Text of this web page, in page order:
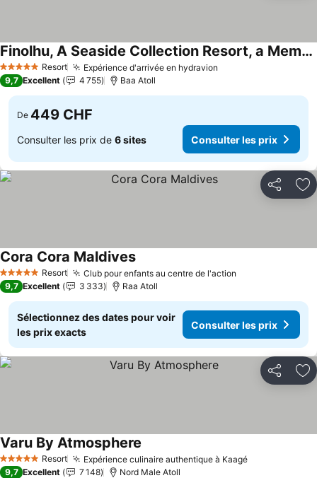
5 Étoiles Resort Expérience d'arrivée en hydravion
Finolhu, A Seaside Collection Resort, a Member of Design Hotels
9,7 Excellent 4 755 Baa Atoll
De 449 CHF
Consulter les prix de 6 sites Consulter les prix
Partager
5 Étoiles Resort Club pour enfants au centre de l'action
Cora Cora Maldives
9,7 Excellent 3 333 Raa Atoll
Sélectionnez des dates pour voir
les prix exacts
Consulter les prix
Partager
5 Étoiles Resort Expérience culinaire authentique à Kaagé
Varu By Atmosphere
9,7 Excellent 7 148 Nord Male Atoll